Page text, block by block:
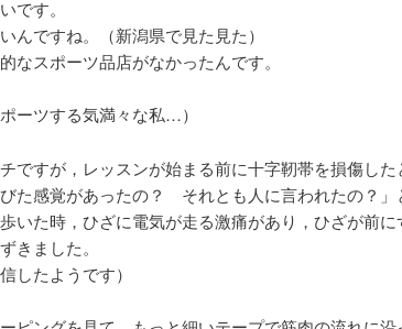
です。
んですね。（新潟県で見た見た）
なスポーツ品店がなかったんです。
ーツする気満々な私…）
ですが，レッスンが始まる前に十字靭帯を損傷した
た感覚があったの？ それとも人に言われたの？」
いた時，ひざに電気が走る激痛があり，ひざが前に
きました。
したようです）